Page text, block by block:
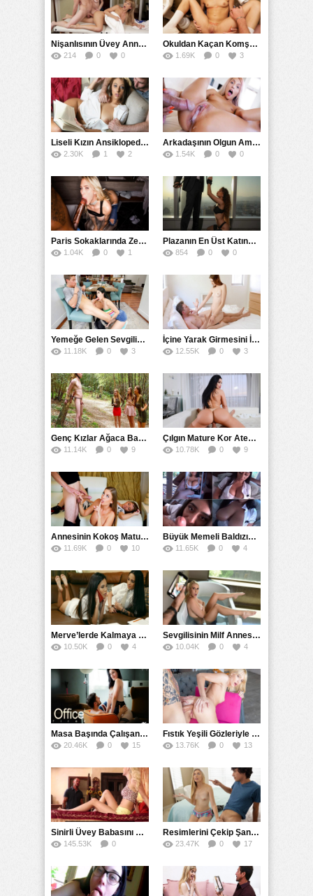
Nişanlısının Üvey Annesine Masaj Yaparken Yarağı Kaydı
214 0 0
Okuldan Kaçan Komşu Kızını Bakire Sanıp Götten Sikti
1.69K 0 3
Liseli Kızın Ansiklopedisini Kitap Gibi Tane Tane Okudu
2.30K 1 2
Arkadaşının Olgun Amcasına Siktirip İçine Boşalmasını İstedi
1.54K 0 0
Paris Sokaklarında Zenci Yarağını Gırtlağına Kadar İndirdi
1.04K 0 1
Plazanın En Üst Katında Üst Seviye Köle Fantezisi Sikişi
854 0 0
Yemeğe Gelen Sevgilisinin Arkadaşına Yarak Yedirdi
11.18K 0 3
İçine Yarak Girmesini İsteyince Kuzeninin Penisini Kullandı
12.55K 0 3
Genç Kızlar Ağaca Bağlayarak Tecavüz Etmek İstediler
11.14K 0 9
Çılgın Mature Kor Ateşiyle Misafirini Yakıp Eritti
10.78K 0 9
Annesinin Kokoş Mature Arkadaşı Tarafından Saksoya Uğradı
11.69K 0 10
Büyük Memeli Baldızının Takipçilerinin Çoğalması İçin Yardım Etti
11.65K 0 4
Merve’lerde Kalmaya Gelen Liseli Kız Fanteziyi Dibine Verdirdi
10.50K 0 4
Sevgilisinin Milf Annesini Banyoda Taciz Ederken Farkedildi
10.04K 0 4
Masa Başında Çalışan Sekreterini Koltuğa Kancaladı
20.46K 0 15
Fıstık Yeşili Gözleriyle Arka Bahçeyi Renklendirip Filizlendirdi
13.76K 0 13
Sinirli Üvey Babasını Sakinleştirmek İçin Amını Kullandı
145.53K
0
Resimlerini Çekip Şantaj Etmekle Suçladı Tehditle Sikini Vakumlattı
23.47K 0 17